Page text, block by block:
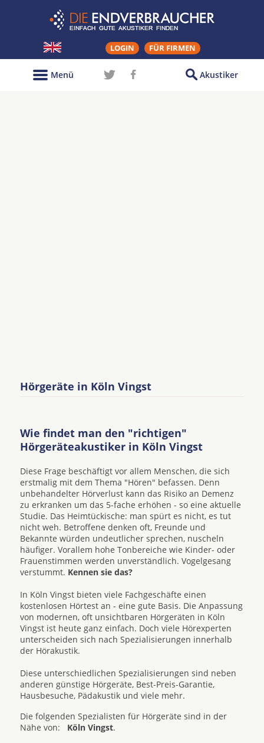
LOGIN FÜR FIRMEN
Akustiker
Menü
Hörgeräte in Köln Vingst
Wie findet man den "richtigen"
Hörgeräteakustiker in Köln Vingst
Diese Frage beschäftigt vor allem Menschen, die sich
erstmalig mit dem Thema "Hören" befassen. Denn
unbehandelter Hörverlust kann das Risiko an Demenz
zu erkranken um das 5-fache erhöhen - so eine aktuelle
Studie. Das Heimtückische: man spürt es nicht, es tut
nicht weh. Betroffene denken oft, Freunde und
Bekannte würden undeutlicher sprechen, nuscheln
häufiger. Vorallem hohe Tonbereiche wie Kinder- oder
Frauenstimmen werden unverständlich. Vogelgesang
verstummt. Kennen sie das?
In Köln Vingst bieten viele Fachgeschäfte einen
kostenlosen Hörtest an - eine gute Basis. Die Anpassung
von modernen, oft unsichtbaren Hörgeräten in Köln
Vingst ist heute ganz einfach. Doch viele Hörexperten
unterscheiden sich nach Spezialisierungen innerhalb
der Hörakustik.
Diese unterschiedlichen Spezialisierungen sind neben
anderen günstige Hörgeräte, Best-Preis-Garantie,
Hausbesuche, Pädakustik und viele mehr.
Die folgenden Spezialisten für Hörgeräte sind in der
Nähe von: Köln Vingst.